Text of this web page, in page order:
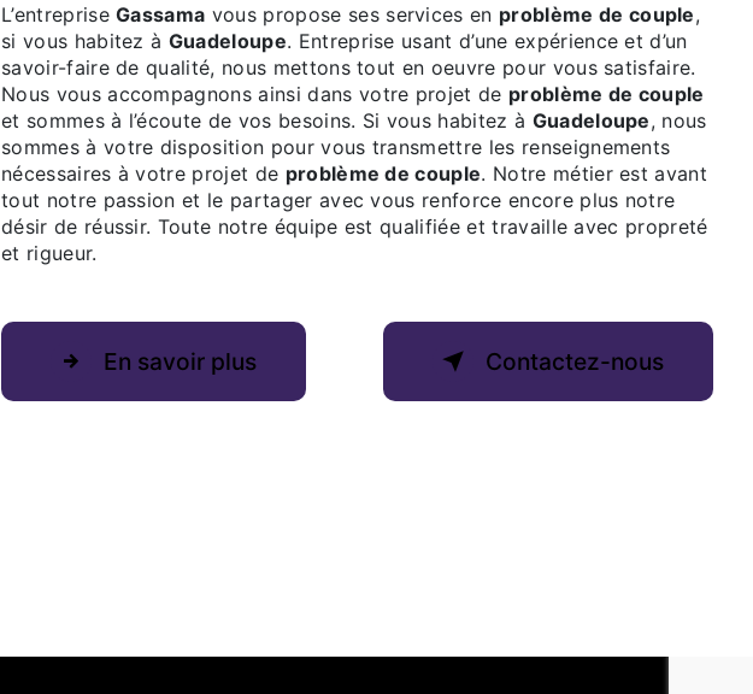
L’entrepriseGassama vous propose ses services en problème de couple,
si vous habitez à Guadeloupe. Entreprise usant d’une expérience et d’un
savoir-faire de qualité, nous mettons tout en oeuvre pour vous satisfaire.
Nous vous accompagnons ainsi dans votre projet de problème de couple
et sommes à l’écoute de vos besoins. Si vous habitez à Guadeloupe, nous
sommes à votre disposition pour vous transmettre les renseignements
nécessaires à votre projet de problème de couple. Notre métier est avant
tout notre passion et le partager avec vous renforce encore plus notre
désir de réussir. Toute notre équipe est qualifiée et travaille avec propreté
et rigueur.
En savoir plus Contactez-nous